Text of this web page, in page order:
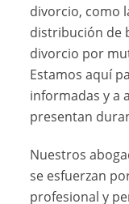
divorcio, como
distribución de
divorcio por
Estamos aquí
informadas y a
presentan
Nuestros
se esfuerzan
profesional y